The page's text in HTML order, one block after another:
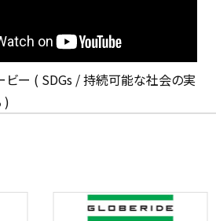
ビー ( SDGs / 持続可能な社会の実
)